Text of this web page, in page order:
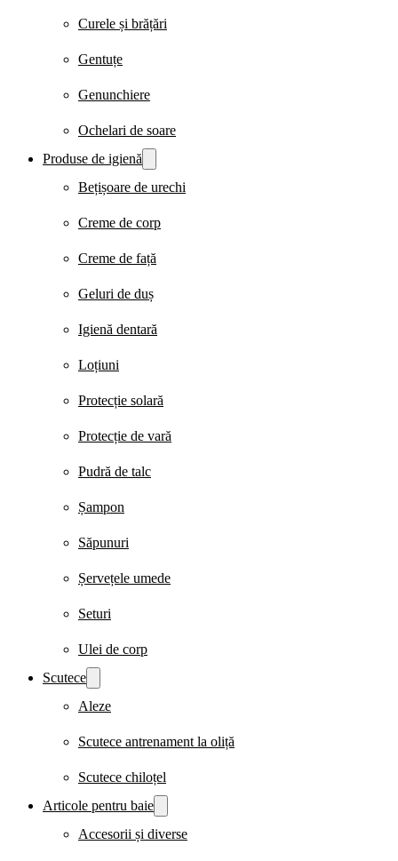
Curele și brățări
Gentuțe
Genunchiere
Ochelari de soare
Produse de igienă
Bețișoare de urechi
Creme de corp
Creme de față
Geluri de duș
Igienă dentară
Loțiuni
Protecție solară
Protecție de vară
Pudră de talc
Șampon
Săpunuri
Șervețele umede
Seturi
Ulei de corp
Scutece
Aleze
Scutece antrenament la oliță
Scutece chiloțel
Articole pentru baie
Accesorii și diverse